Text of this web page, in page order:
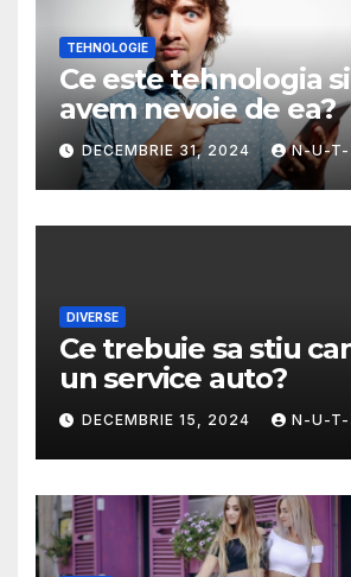
TEHNOLOGIE
Ce este tehnologia
avem nevoie de ea?
DECEMBRIE 31, 2024 N-U-T-
DIVERSE
Ce trebuie sa stiu
un service auto?
DECEMBRIE 15, 2024 N-U-T-